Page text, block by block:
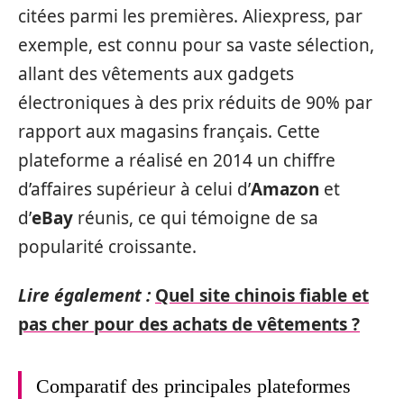
citées parmi les premières. Aliexpress, par
exemple, est connu pour sa vaste sélection,
allant des vêtements aux gadgets
électroniques à des prix réduits de 90% par
rapport aux magasins français. Cette
plateforme a réalisé en 2014 un chiffre
d’affaires supérieur à celui d’Amazon et
d’eBay réunis, ce qui témoigne de sa
popularité croissante.
Lire également : Quel site chinois fiable et
pas cher pour des achats de vêtements ?
Comparatif des principales plateformes